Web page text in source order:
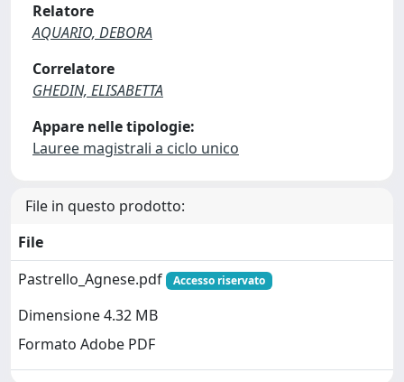
Relatore
AQUARIO, DEBORA
Correlatore
GHEDIN, ELISABETTA
Appare nelle tipologie:
Lauree magistrali a ciclo unico
File in questo prodotto:
File
Pastrello_Agnese.pdf
Accesso riservato
Dimensione 4.32 MB
Formato Adobe PDF